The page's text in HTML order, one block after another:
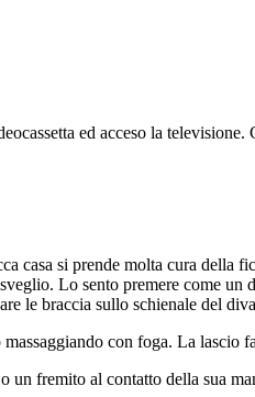
ed acceso la
si prende molta cura della
Lo sento premere come un
le braccia sullo schienale del
con foga. La lascio
un fremito al contatto della sua